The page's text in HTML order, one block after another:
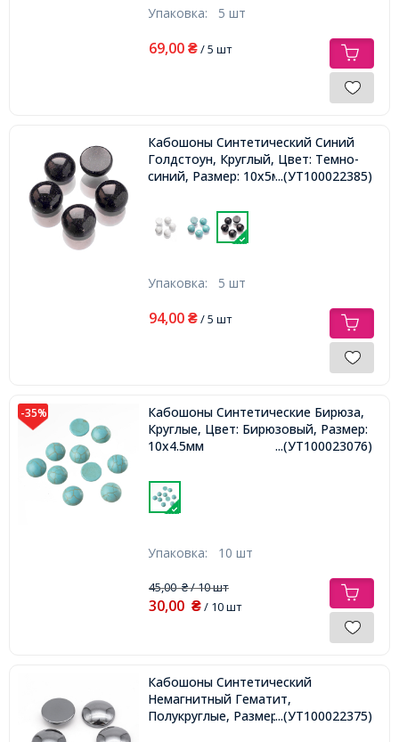
Упаковка: 5 шт
69,00 ₴/ 5 шт
Кабошоны Синтетический Синий
Голдстоун, Круглый, Цвет: Темно-
синий, Размер: 10х5мм...(УТ100022385)
Упаковка: 5 шт
94,00 ₴/ 5 шт
-35%
Кабошоны Синтетические Бирюза,
Круглые, Цвет: Бирюзовый, Размер:
10х4.5мм
...(УТ100023076)
Упаковка: 10 шт
45,00₴/ 10 шт
30,00 ₴/ 10 шт
Кабошоны Синтетический
Немагнитный Гематит,
Полукруглые, Размер: 10x2.8мм
...(УТ100022375)